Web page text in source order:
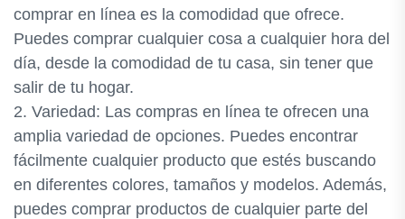
comprar en línea es la comodidad que ofrece.
Puedes comprar cualquier cosa a cualquier hora del
día, desde la comodidad de tu casa, sin tener que
salir de tu hogar.
2. Variedad: Las compras en línea te ofrecen una
amplia variedad de opciones. Puedes encontrar
fácilmente cualquier producto que estés buscando
en diferentes colores, tamaños y modelos. Además,
puedes comprar productos de cualquier parte del